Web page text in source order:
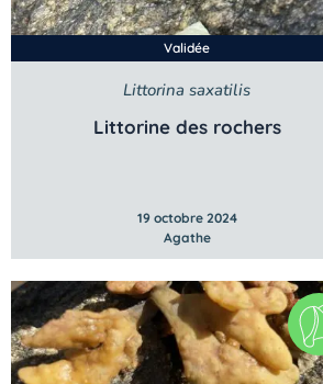
Validée
Littorina saxatilis
Littorine des rochers
19 octobre 2024
Agathe